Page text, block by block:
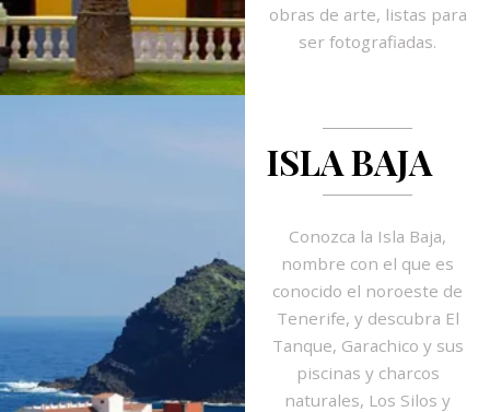
obras de arte, listas para
ser fotografiadas.
ISLA BAJA
Conozca la Isla Baja,
nombre con el que es
conocido el noroeste de
Tenerife, y descubra El
Tanque, Garachico y sus
piscinas y charcos
naturales, Los Silos y